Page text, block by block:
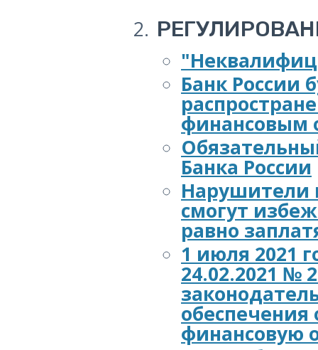
Банк России
финансовым
Банка России
Нарушители
смогут
равно
1 июля 2021
24.02.2021 №
финансовую